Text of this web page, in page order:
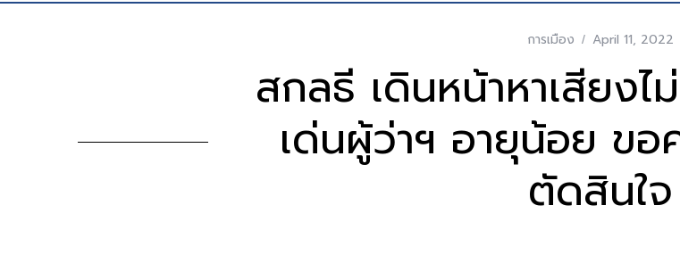
การเมือง April 11, 2022
สกลธี เดินหน้าหาเสียง
เด่นผู้ว่าฯ อายุน้อย ขอ
ตัดสินใจ